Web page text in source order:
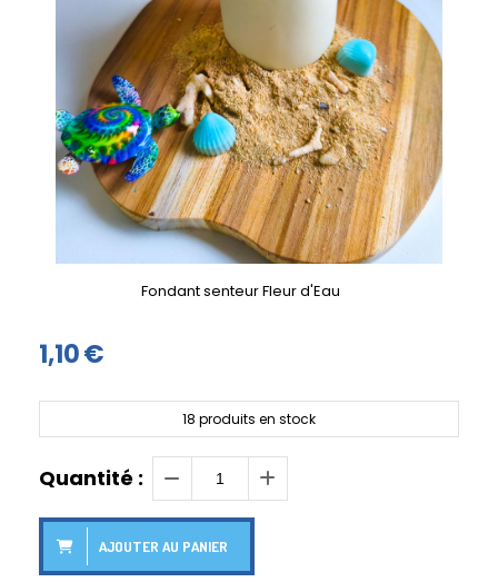
Fondant senteur Fleur d'Eau
1,10€
18 produits en stock
Quantité :
AJOUTER AU PANIER